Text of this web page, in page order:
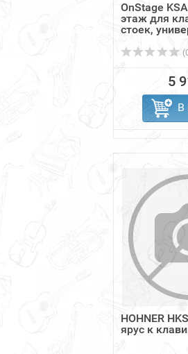
OnStage
этаж для
стоек,
5
В
HOHNER
ярус к